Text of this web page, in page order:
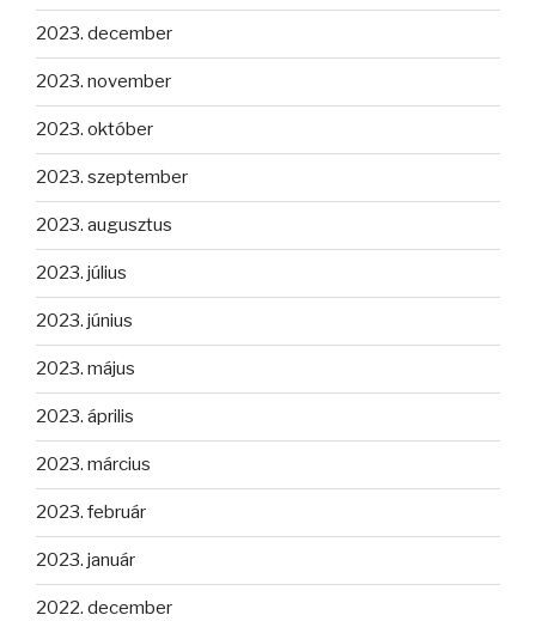
2023. december
2023. november
2023. október
2023. szeptember
2023. augusztus
2023. július
2023. június
2023. május
2023. április
2023. március
2023. február
2023. január
2022. december